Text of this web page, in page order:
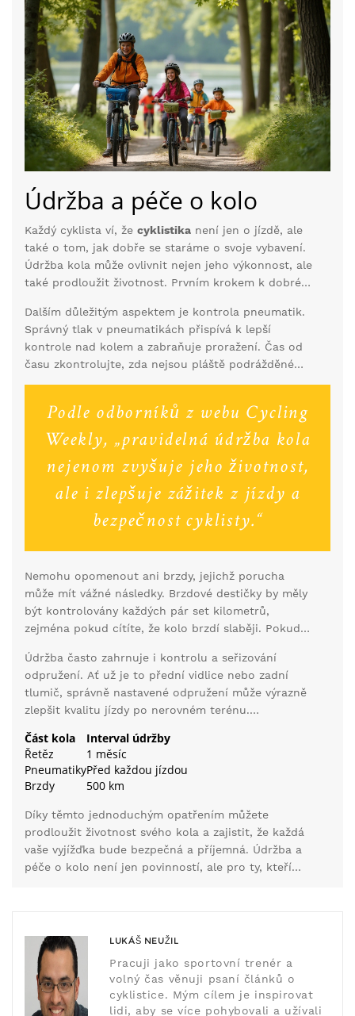
Údržba a péče o kolo
Každý cyklista ví, že cyklistika není jen o jízdě, ale
také o tom, jak dobře se staráme o svoje vybavení.
Údržba kola může ovlivnit nejen jeho výkonnost, ale
také prodloužit životnost. Prvním krokem k dobré
mohou rychle poškodit komponenty, pokud jim
nevěnujeme pozornost. Doporučuje se po každé
delší jízdě kolo očistit hadříkem a mýdlovou vodou.
Zvláště si dejte záležet na části mezi rámem a
vidlicí, kde se často usazuje nejvíce nečistot.
Dalším důležitým aspektem je kontrola pneumatik.
Správný tlak v pneumatikách přispívá k lepší
kontrole nad kolem a zabraňuje proražení. Čas od
času zkontrolujte, zda nejsou pláště podrážděné
nebo opotřebované. Pokud pneumatika ztrácí
defektu, který je potřeba opravit. Zaměříme-li se na
další části kola, určitě bychom neměli zapomenout
na řetěz. Mazání řetězu je klíčové, a to nejen pro
hladký chod, ale i pro ochranu proti korozi. Stačí
každý měsíc nanést kapku maziva na každý článek
řetězu a přebytek otřít.
Podle odborníků z webu Cycling
Weekly, „pravidelná údržba kola
nejenom zvyšuje jeho životnost,
ale i zlepšuje zážitek z jízdy a
bezpečnost cyklisty.“
Nemohu opomenout ani brzdy, jejichž porucha
může mít vážné následky. Brzdové destičky by měly
být kontrolovány každých pár set kilometrů,
zejména pokud cítíte, že kolo brzdí slaběji. Pokud
Nové destičky mohou být ten rozdíl mezi riskováním
nehody a bezproblémovým zastavením. Kontrolujte
také brzdové kabely, zda nejsou roztřepené či jinak
poškozené, a pokud ano, je čas je vyměnit.
Údržba často zahrnuje i kontrolu a seřizování
odpružení. Ať už je to přední vidlice nebo zadní
tlumič, správně nastavené odpružení může výrazně
zlepšit kvalitu jízdy po nerovném terénu.
od výrobce a přizpůsobit si jej podle váhy, stylu
jízdy a terénu, po kterém jezdíte. Nakonec, pro
nadšence do statistik nebo pro ty, kteří udržují kolo
Část kola
Interval údržby
Řetěz
1 měsíc
PneumatikyPřed každou jízdou
Brzdy
500 km
Díky těmto jednoduchým opatřením můžete
prodloužit životnost svého kola a zajistit, že každá
vaše vyjížďka bude bezpečná a příjemná. Údržba a
péče o kolo není jen povinností, ale pro ty, kteří
LUKÁŠ NEUŽIL
Pracuji jako sportovní trenér a
volný čas věnuji psaní článků o
cyklistice. Mým cílem je inspirovat
lidi, aby se více pohybovali a užívali